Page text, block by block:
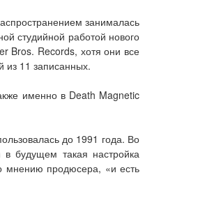
занималась
студийной работой нового
Bros. Records, хотя они все
11 записанных.
именно в Death Magnetic
до 1991 года. Во
будущем такая настройка
мнению продюсера, «и есть